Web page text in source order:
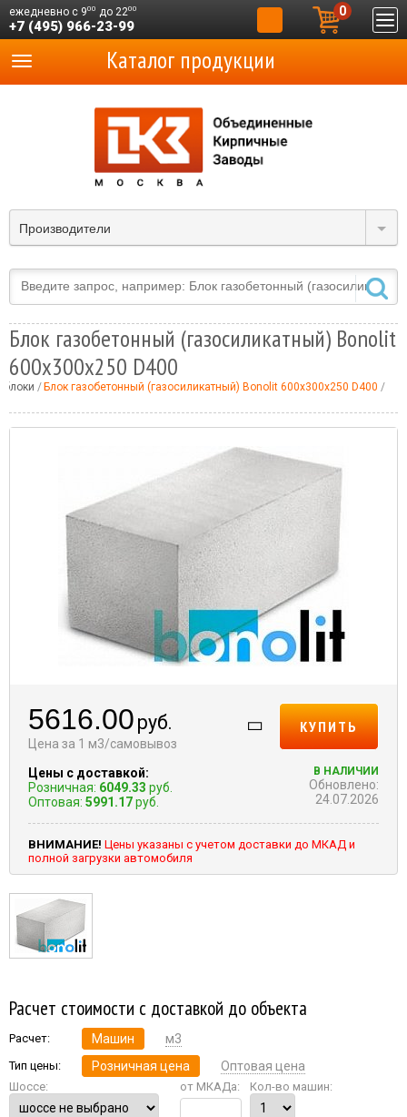
ежедневно с 900 до 2200
+7 (495) 966-23-99
0
Производители
Каталог продукции
Блок газобетонный (газосиликатный) Bonolit
600x300x250 D400
Блок газобетонный (газосиликатный) Bonolit 600x300x250 D400
5616.00 руб.
Цена за 1 м3/самовывоз
Цены с доставкой:
Розничная: 6049.33 руб.
Оптовая: 5991.17руб.
КУПИТЬ
В НАЛИЧИИ
Обновлено:
24.07.2026
ВНИМАНИЕ! Цены указаны с учетом доставки до МКАД и
полной загрузки автомобиля
Расчет стоимости с доставкой до объекта
Расчет: Машин м3
Тип цены: Розничная цена Оптовая цена
Шоссе: от МКАДа: Кол-во машин: